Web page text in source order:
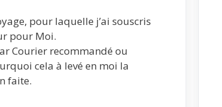
pour laquelle j’ai souscris
pour Moi.
Courier recommandé ou
cela à levé en moi la
faite.